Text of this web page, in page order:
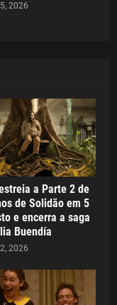
2026
a Parte 2 de
de Solidão em 5
e encerra a saga
Buendía
2026